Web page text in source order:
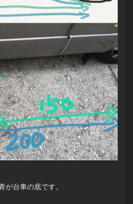
が台車の底です。